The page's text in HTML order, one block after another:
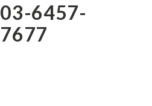
03-6457-
7677